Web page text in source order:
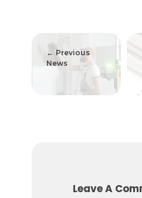
Previous
News
Leave A